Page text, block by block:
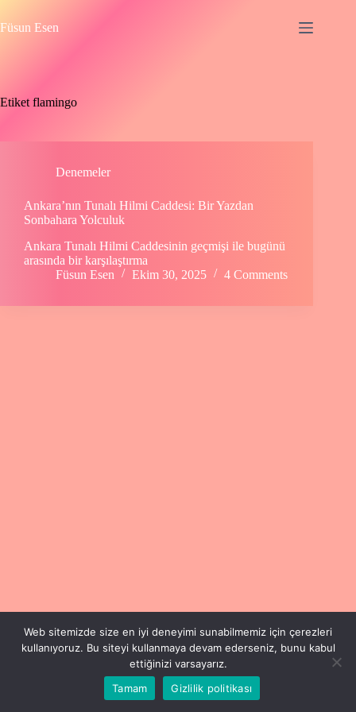
to
content
Füsun Esen
Etiket flamingo
Denemeler
Ankara’nın Tunalı Hilmi Caddesi: Bir Yazdan
Sonbahara Yolculuk
Ankara Tunalı Hilmi Caddesinin geçmişi ile bugünü
arasında bir karşılaştırma
Füsun Esen
Ekim 30, 2025 4 Comments
Copyright © 2024 Füsun Esen
Web sitemizde size en iyi deneyimi sunabilmemiz için çerezleri
kullanıyoruz. Bu siteyi kullanmaya devam ederseniz, bunu kabul
ettiğinizi varsayarız.
Tamam
Gizlilik politikası